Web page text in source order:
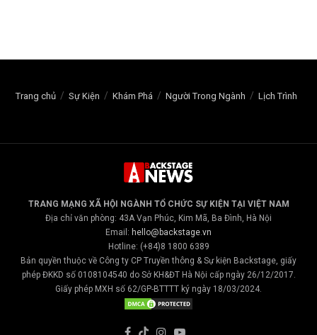
Trang chủ Sự Kiện Khám Phá Người Trong Ngành Lịch Trình
TRANG MẠNG XÃ HỘI NGÀNH TỔ CHỨC SỰ KIỆN TẠI VIỆT NAM
Địa chỉ văn phòng: 43A Vạn Phúc, Kim Mã, Ba Đình, Hà Nội
Email: hello@backstage.vn
Hotline: (+84)8 1800 6389
Bản quyền thuộc về Công ty CP Truyền thông & Sự kiện Backstage, giấy
phép ĐKKD số 0108104540 do Sở KH&ĐT Hà Nội cấp ngày 26/12/2017.
Giấy phép MXH số 62/GP-BTTTT ký ngày 18/03/2024.